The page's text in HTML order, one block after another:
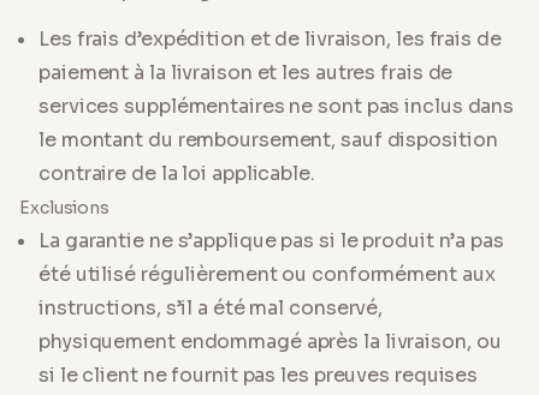
Les frais d’expédition et de livraison, les frais de
paiement à la livraison et les autres frais de
services supplémentaires ne sont pas inclus dans
le montant du remboursement, sauf disposition
contraire de la loi applicable.
Exclusions
La garantie ne s’applique pas si le produit n’a pas
été utilisé régulièrement ou conformément aux
instructions, s’il a été mal conservé,
physiquement endommagé après la livraison, ou
si le client ne fournit pas les preuves requises